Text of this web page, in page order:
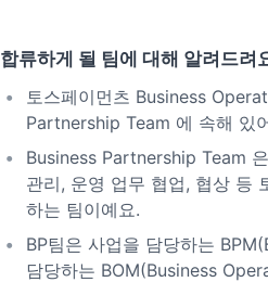
합류하게 될 팀에 대해 알려드려
토스페이먼츠 Business
Partnership Team 에 속해 있
Business Partnership Team
관리, 운영 업무 협업, 협상 등
하는 팀이예요.
BP팀은 사업을 담당하는
담당하는 BOM(Business